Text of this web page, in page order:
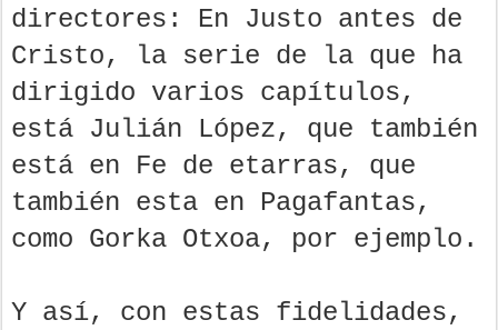
directores: En Justo antes de
Cristo, la serie de la que ha
dirigido varios capítulos,
está Julián López, que también
está en Fe de etarras, que
también esta en Pagafantas,
como Gorka Otxoa, por ejemplo.
Y así, con estas fidelidades,